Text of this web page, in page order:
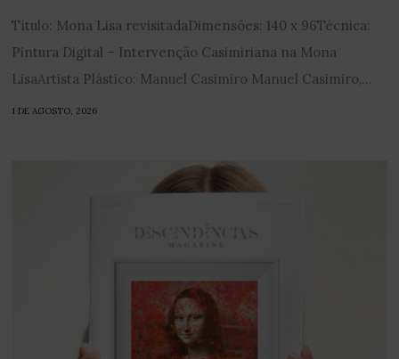
Título: Mona Lisa revisitadaDimensões: 140 x 96Técnica:
Pintura Digital – Intervenção Casimiriana na Mona
LisaArtista Plástico: Manuel Casimiro Manuel Casimiro,...
1 DE AGOSTO, 2026